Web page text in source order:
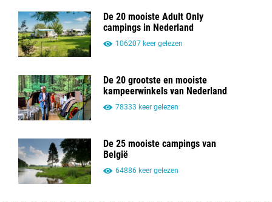
De 20 mooiste Adult Only
campings in Nederland
106207 keer gelezen
De 20 grootste en mooiste
kampeerwinkels van Nederland
78333 keer gelezen
De 25 mooiste campings van
België
64886 keer gelezen